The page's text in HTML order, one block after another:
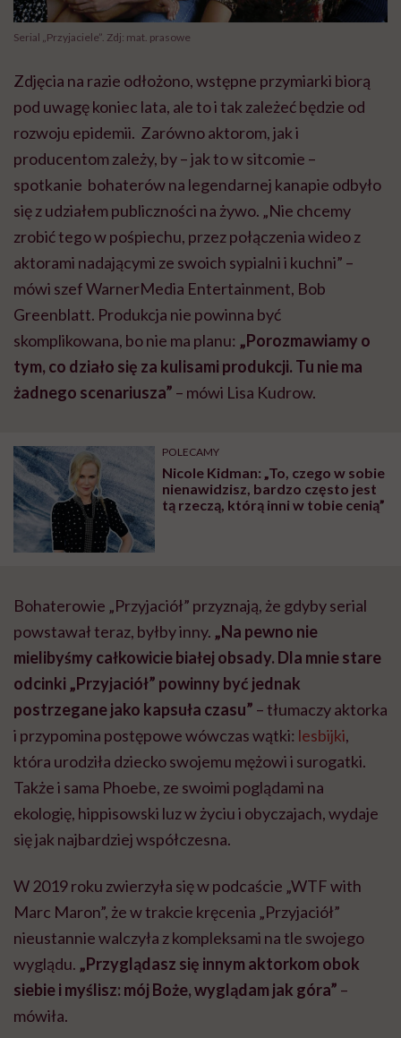
Serial „Przyjaciele”. Zdj: mat. prasowe
Zdjęcia na razie odłożono, wstępne przymiarki biorą
pod uwagę koniec lata, ale to i tak zależeć będzie od
rozwoju epidemii. Zarówno aktorom, jak i
producentom zależy, by – jak to w sitcomie –
spotkanie bohaterów na legendarnej kanapie odbyło
się z udziałem publiczności na żywo. „Nie chcemy
zrobić tego w pośpiechu, przez połączenia wideo z
aktorami nadającymi ze swoich sypialni i kuchni” –
mówi szef WarnerMedia Entertainment, Bob
Greenblatt. Produkcja nie powinna być
skomplikowana, bo nie ma planu: „Porozmawiamy o
tym, co działo się za kulisami produkcji. Tu nie ma
żadnego scenariusza” – mówi Lisa Kudrow.
POLECAMY
Nicole Kidman: „To, czego w sobie
nienawidzisz, bardzo często jest
tą rzeczą, którą inni w tobie cenią”
Bohaterowie „Przyjaciół” przyznają, że gdyby serial
powstawał teraz, byłby inny. „Na pewno nie
mielibyśmy całkowicie białej obsady. Dla mnie stare
odcinki „Przyjaciół” powinny być jednak
postrzegane jako kapsuła czasu” – tłumaczy aktorka
i przypomina postępowe wówczas wątki: lesbijki,
która urodziła dziecko swojemu mężowi i surogatki.
Także i sama Phoebe, ze swoimi poglądami na
ekologię, hippisowski luz w życiu i obyczajach, wydaje
się jak najbardziej współczesna.
W 2019 roku zwierzyła się w podcaście „WTF with
Marc Maron”, że w trakcie kręcenia „Przyjaciół”
nieustannie walczyła z kompleksami na tle swojego
wyglądu. „Przyglądasz się innym aktorkom obok
siebie i myślisz: mój Boże, wyglądam jak góra” –
mówiła.